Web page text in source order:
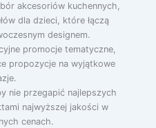
akcesoriów kuchennych,
dla dzieci, które łączą
designem.
promocje tematyczne,
propozycje na wyjątkowe
nie przegapić najlepszych
najwyższej jakości w
cenach.